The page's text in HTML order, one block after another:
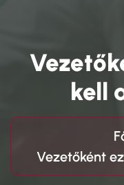
kell
Vezetőként